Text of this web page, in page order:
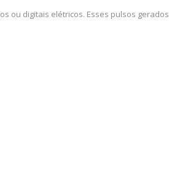
ou digitais elétricos. Esses pulsos gerados